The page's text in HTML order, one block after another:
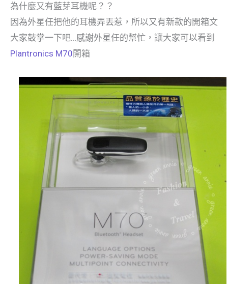
為什麼又有藍芽耳機呢？？
因為外星任把他的耳機弄丟惹，所以又有新款的開箱文
大家鼓掌一下吧…感謝外星任的幫忙，讓大家可以看到
Plantronics M70開箱